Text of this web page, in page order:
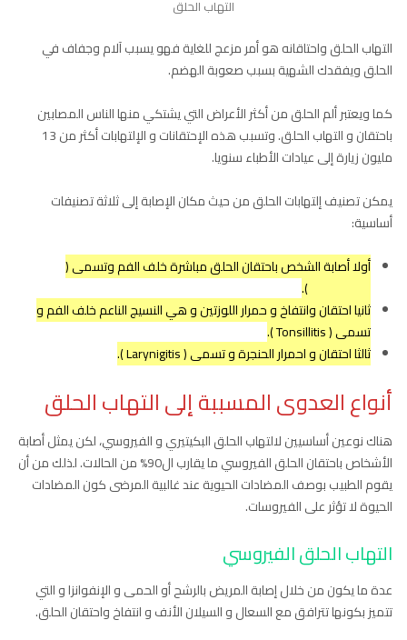
التهاب الحلق
التهاب الحلق واحتاقانه هو أمر مزعج للغاية فهو يسبب آلام وجفاف في
الحلق ويفقدك الشهية بسبب صعوبة الهضم.
كما ويعتبر ألم الحلق من أكثر الأعراض التي يشتكي منها الناس المصابين
باحتقان و التهاب الحلق. وتسبب هذه الإحتقانات و الإلتهابات أكثر من 13
مليون زيارة إلى عيادات الأطباء سنويا.
يمكن تصنيف إلتهابات الحلق من حيث مكان الإصابة إلى ثلاثة تصنيفات
أساسية:
أولا أصابة الشخص باحتقان الحلق مباشرة خلف الفم وتسمى (
ثانيا احتقان وانتفاخ و حمرار اللوزتين و هي النسيج الناعم خلف الفم و
تسمى ( Tonsillitis ).
ثالثا احتقان و احمرار الحنجرة و تسمى ( Larynigitis ).
أنواع العدوى المسببة إلى التهاب الحلق
هناك نوعين أساسيين لالتهاب الحلق البكيتيري و الفيروسي، لكن يمثل أصابة
الأشخاص باحتقان الحلق الفيروسي ما يقارب ال90% من الحالات. لذلك من أن
يقوم الطبيب بوصف المضادات الحيوية عند غالبية المرضى كون المضادات
الحيوة لا تؤثر على الفيروسات.
التهاب الحلق الفيروسي
عدة ما يكون من خلال إصابة المريض بالرشح أو الحمى و الإنفوانزا و التي
تتميز بكونها تترافق مع السعال و السيلان الأنف و انتفاخ واحتقان الحلق.